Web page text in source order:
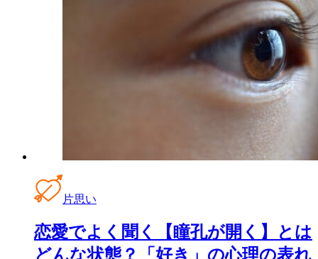
片思い
恋愛でよく聞く【瞳孔が開く】とは
どんな状態？「好き」の心理の表れ